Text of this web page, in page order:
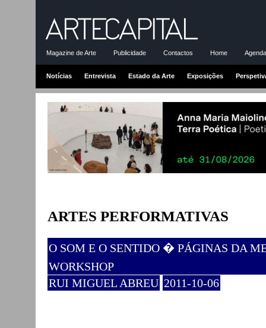
Magazine de Arte Publicidade Contactos Home
Notícias Entrevista Estado da Arte Exposições
ARTES PERFORMATIVAS
O SOM E O SENTIDO � PÁGINAS DA
WORKSHOP
RUI MIGUEL ABREU 2011-10-06